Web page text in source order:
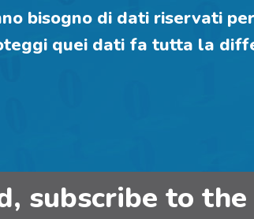
bisogno di dati riservati
quei dati fa tutta la
subscribe to